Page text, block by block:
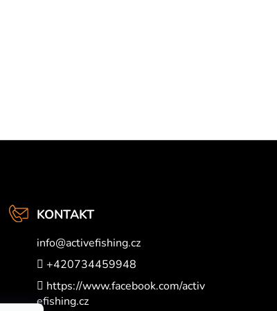
KONTAKT
info@activefishing.cz
+420734459948
https://www.facebook.com/activ
efishing.cz